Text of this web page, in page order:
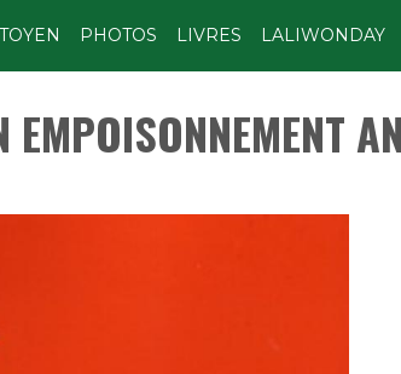
PHOTOS LIVRES LALIWONDAY